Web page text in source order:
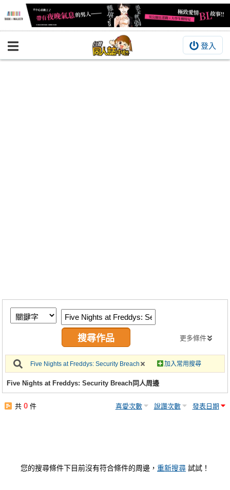
登入
BOOKY書集倉庫
繪圖藝廊
交流中心
攤位轉讓區
會員功能選單
註冊會員
更多條件
Five Nights at Freddys: Security Breach 加入常用搜尋
Five Nights at Freddys: Security Breach同人周邊
共0 件 喜愛次數 說讚次數 發表日期
您的搜尋條件下目前沒有符合條件的周邊， 重新搜尋 試試！